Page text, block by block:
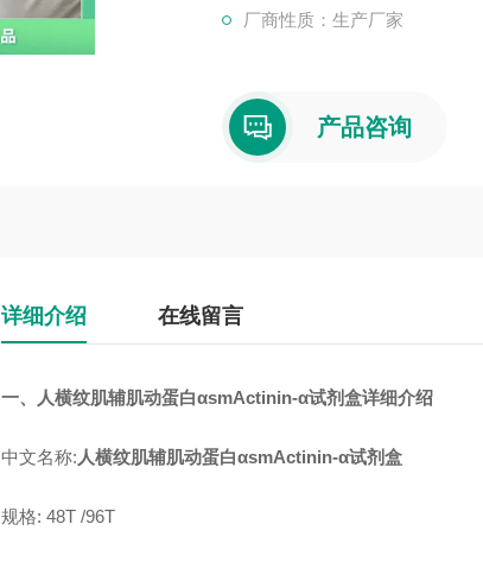
厂商性质：生产厂家
产品咨询
详细介绍 在线留言
一、 人横纹肌辅肌动蛋白αsmActinin-α试剂盒详细介绍
中文名称: 人横纹肌辅肌动蛋白αsmActinin-α试剂盒
规格: 48T /96T